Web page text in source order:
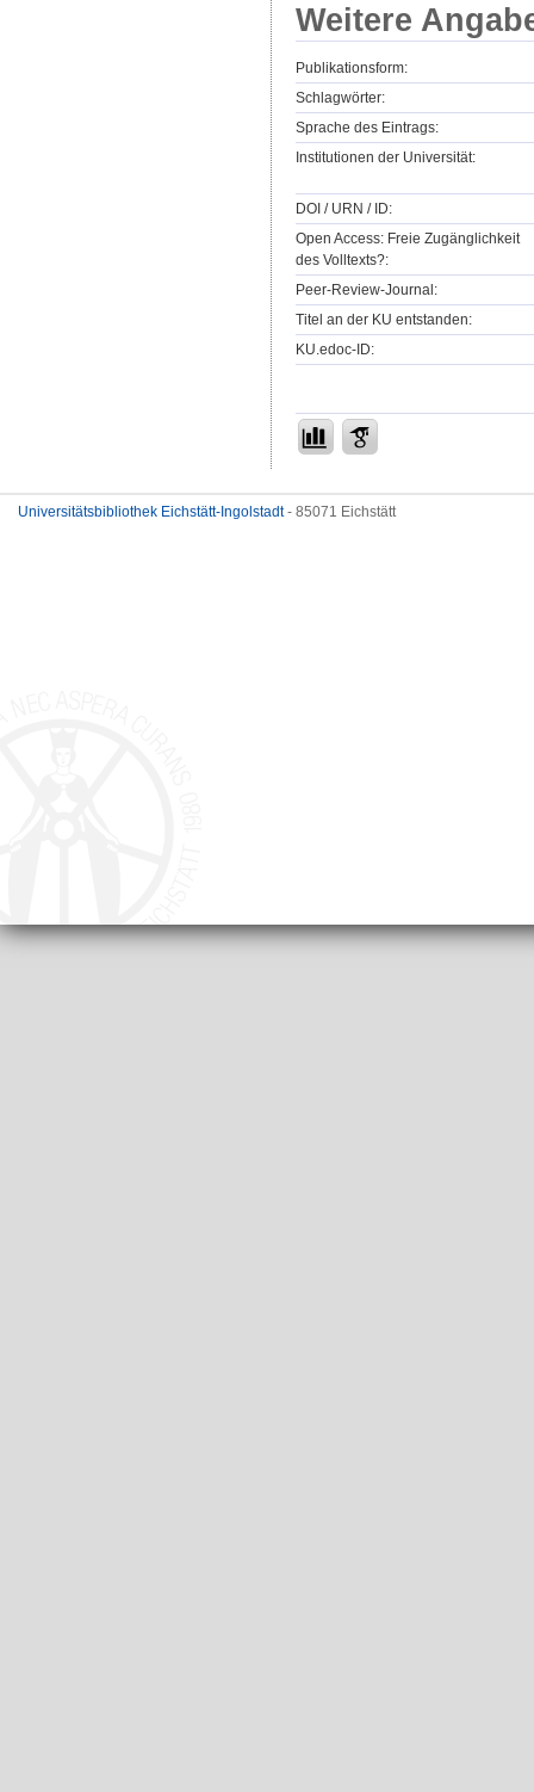
Weitere
Publikationsform:
Schlagwörter:
Sprache des Eintrags:
Institutionen der Universität:
DOI / URN / ID:
Open Access: Freie Zugänglichkeit
des Volltexts?:
Peer-Review-Journal:
Titel an der KU entstanden:
KU.edoc-ID:
Universitätsbibliothek Eichstätt-Ingolstadt- 85071 Eichstätt